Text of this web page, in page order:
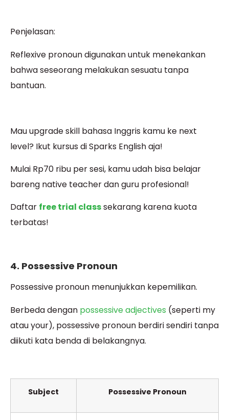
Penjelasan:
Reflexive pronoun digunakan untuk menekankan
bahwa seseorang melakukan sesuatu tanpa
bantuan.
Mau upgrade skill bahasa Inggris kamu ke next
level? Ikut kursus di Sparks English aja!
Mulai Rp70 ribu per sesi, kamu udah bisa belajar
bareng native teacher dan guru profesional!
Daftar free trial classsekarang karena kuota
terbatas!
4. Possessive Pronoun
Possessive pronoun menunjukkan kepemilikan.
Berbeda dengan possessive adjectives (seperti my
atau your), possessive pronoun berdiri sendiri tanpa
diikuti kata benda di belakangnya.
Subject Possessive Pronoun